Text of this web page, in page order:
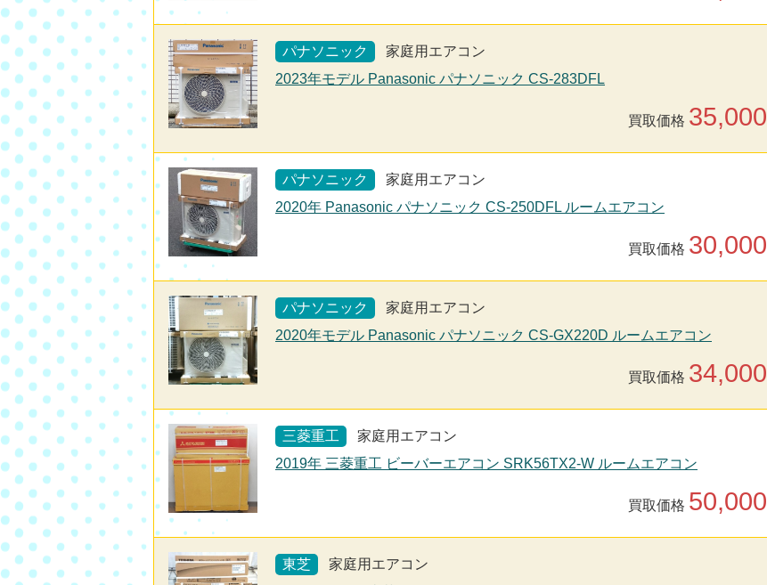
パナソニック
家庭用エアコン
2023年モデル Panasonic パナソニック CS-283DFL
買取価格 35,000
パナソニック
家庭用エアコン
2020年 Panasonic パナソニック CS-250DFL ルームエアコン
買取価格 30,000
パナソニック
家庭用エアコン
2020年モデル Panasonic パナソニック CS-GX220D ルームエアコン
買取価格 34,000
三菱重工
家庭用エアコン
2019年 三菱重工 ビーバーエアコン SRK56TX2-W ルームエアコン
買取価格 50,000
東芝
家庭用エアコン